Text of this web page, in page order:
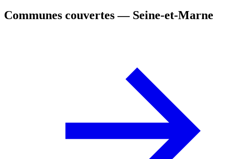
Communes couvertes — Seine-et-Marne